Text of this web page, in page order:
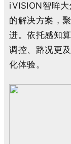
iVISION智眸
的解决方案，
进。依托感知
调控、路况更
化体验。